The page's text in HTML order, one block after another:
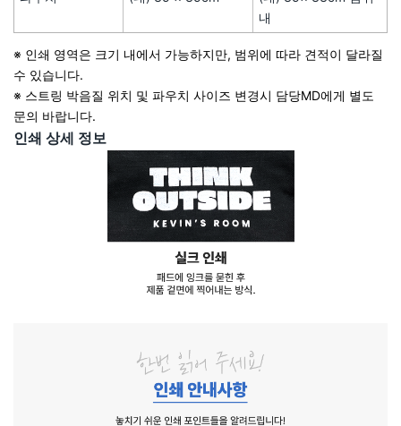
내
※ 인쇄 영역은 크기 내에서 가능하지만, 범위에 따라 견적이 달라질
수 있습니다.
※ 스트링 박음질 위치 및 파우치 사이즈 변경시 담당MD에게 별도
문의 바랍니다.
인쇄 상세 정보